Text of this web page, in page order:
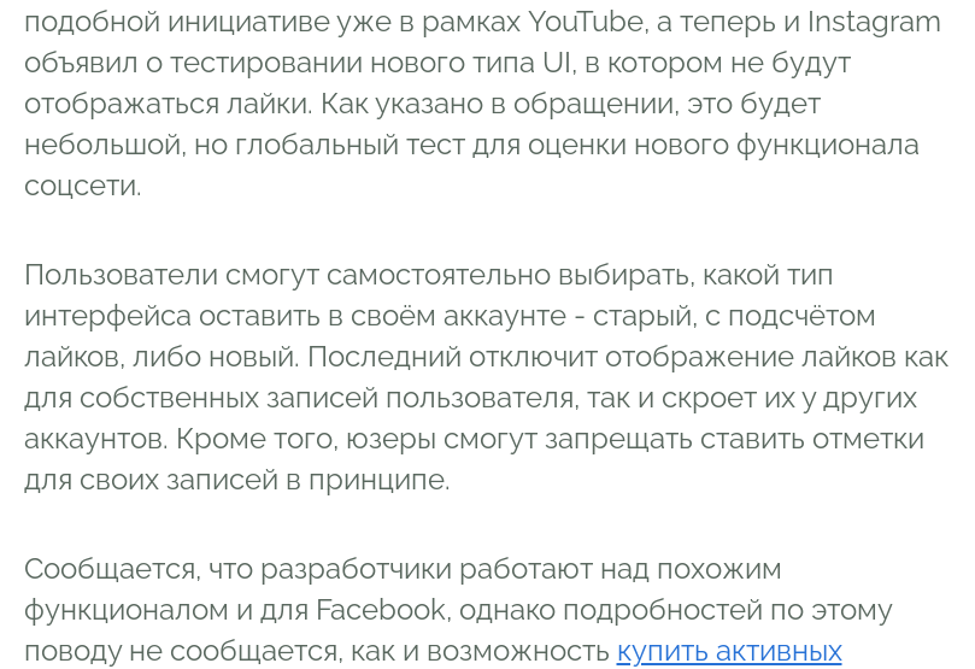
подобной инициативе уже в рамках YouTube, а теперь и Instagram
объявил о тестировании нового типа UI, в котором не будут
отображаться лайки. Как указано в обращении, это будет
небольшой, но глобальный тест для оценки нового функционала
соцсети.
Пользователи смогут самостоятельно выбирать, какой тип
интерфейса оставить в своём аккаунте - старый, с подсчётом
лайков, либо новый. Последний отключит отображение лайков как
для собственных записей пользователя, так и скроет их у других
аккаунтов. Кроме того, юзеры смогут запрещать ставить отметки
для своих записей в принципе.
Сообщается, что разработчики работают над похожим
функционалом и для Facebook, однако подробностей по этому
поводу не сообщается, как и возможность купить активных